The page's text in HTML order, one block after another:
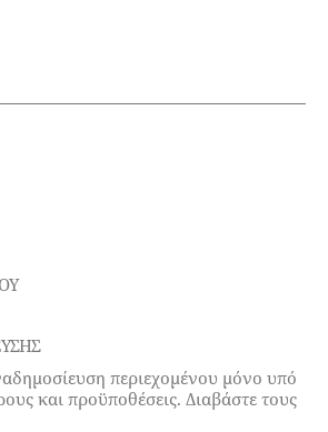
περιεχομένου μόνο υπό
και προϋποθέσεις. Διαβάστε τους